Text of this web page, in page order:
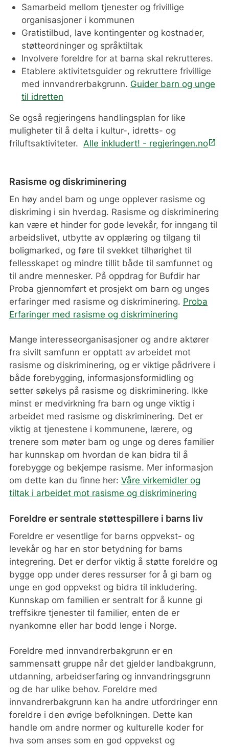
Samarbeid mellom tjenester og frivillige
organisasjoner i kommunen
Gratistilbud, lave kontingenter og kostnader,
støtteordninger og språktiltak
Involvere foreldre for at barna skal rekrutteres.
Etablere aktivitetsguider og rekruttere frivillige
med innvandrerbakgrunn. Guider barn og unge
til idretten
Se også regjeringens handlingsplan for like
muligheter til å delta i kultur-, idretts- og
friluftsaktiviteter. Alle inkludert! - regjeringen.noopen_in_new
Rasisme og diskriminering
En høy andel barn og unge opplever rasisme og
diskriming i sin hverdag. Rasisme og diskriminering
kan være et hinder for gode levekår, for inngang til
arbeidslivet, utbytte av opplæring og tilgang til
boligmarked, og føre til svekket tilhørighet til
fellesskapet og mindre tillit både til samfunnet og
til andre mennesker. På oppdrag for Bufdir har
Proba gjennomført et prosjekt om barn og unges
erfaringer med rasisme og diskriminering. Proba
Erfaringer med rasisme og diskriminering
Mange interesseorganisasjoner og andre aktører
fra sivilt samfunn er opptatt av arbeidet mot
rasisme og diskriminering, og er viktige pådrivere i
både forebygging, informasjonsformidling og
setter søkelys på rasisme og diskriminering. Ikke
minst er medvirkning fra barn og unge viktig i
arbeidet med rasisme og diskriminering. Det er
viktig at tjenestene i kommunene, lærere, og
trenere som møter barn og unge og deres familier
har kunnskap om hvordan de kan bidra til å
forebygge og bekjempe rasisme. Mer informasjon
om dette kan du finne her: Våre virkemidler og
tiltak i arbeidet mot rasisme og diskriminering
Foreldre er sentrale støttespillere i barns liv
Foreldre er vesentlige for barns oppvekst- og
levekår og har en stor betydning for barns
integrering. Det er derfor viktig å støtte foreldre og
bygge opp under deres ressurser for å gi barn og
unge en god oppvekst og bidra til inkludering.
Kunnskap om familien er sentralt for å kunne gi
treffsikre tjenester til familier, enten de er
nyankomne eller har bodd lenge i Norge.
Foreldre med innvandrerbakgrunn er en
sammensatt gruppe når det gjelder landbakgrunn,
utdanning, arbeidserfaring og innvandringsgrunn
og de har ulike behov. Foreldre med
innvandrerbakgrunn kan ha andre utfordringer enn
foreldre i den øvrige befolkningen. Dette kan
handle om andre normer og kulturelle koder for
hva som anses som en god oppvekst og